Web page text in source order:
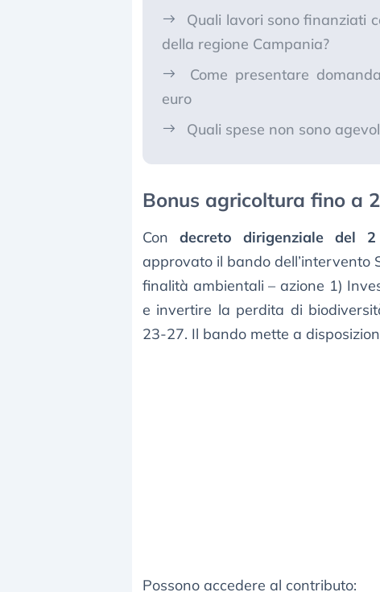
Quali lavori sono finanziati
della regione Campania?
Come presentare
euro
Quali spese non sono
Bonus agricoltura fino a
Con decreto dirigenziale del
approvato il bando dell’intervento
finalità ambientali – azione 1)
e invertire la perdita di
23-27. Il bando mette a
Possono accedere al contributo: